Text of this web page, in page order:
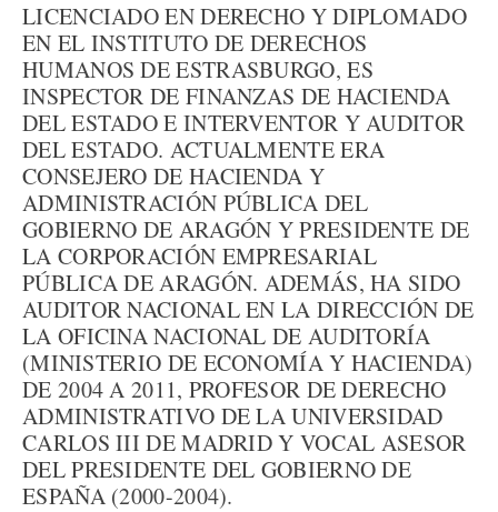
LICENCIADO EN DERECHO Y DIPLOMADO
EN EL INSTITUTO DE DERECHOS
HUMANOS DE ESTRASBURGO, ES
INSPECTOR DE FINANZAS DE HACIENDA
DEL ESTADO E INTERVENTOR Y AUDITOR
DEL ESTADO. ACTUALMENTE ERA
CONSEJERO DE HACIENDA Y
ADMINISTRACIÓN PÚBLICA DEL
GOBIERNO DE ARAGÓN Y PRESIDENTE DE
LA CORPORACIÓN EMPRESARIAL
PÚBLICA DE ARAGÓN. ADEMÁS, HA SIDO
AUDITOR NACIONAL EN LA DIRECCIÓN DE
LA OFICINA NACIONAL DE AUDITORÍA
(MINISTERIO DE ECONOMÍA Y HACIENDA)
DE 2004 A 2011, PROFESOR DE DERECHO
ADMINISTRATIVO DE LA UNIVERSIDAD
CARLOS III DE MADRID Y VOCAL ASESOR
DEL PRESIDENTE DEL GOBIERNO DE
ESPAÑA (2000-2004).